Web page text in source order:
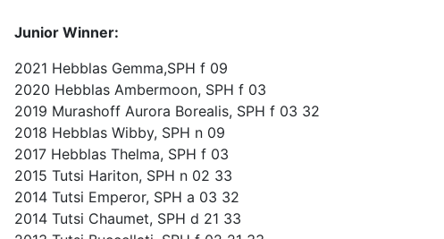
Junior Winner:
2021 Hebblas Gemma,SPH f 09
2020 Hebblas Ambermoon, SPH f 03
2019 Murashoff Aurora Borealis, SPH f 03 32
2018 Hebblas Wibby, SPH n 09
2017 Hebblas Thelma, SPH f 03
2015 Tutsi Hariton, SPH n 02 33
2014 Tutsi Emperor, SPH a 03 32
2014 Tutsi Chaumet, SPH d 21 33